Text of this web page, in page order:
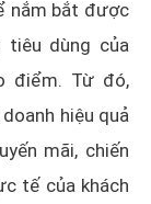
nắm bắt được
tiêu dùng của
điểm. Từ đó,
hiệu quả
mãi, chiến
tế của khách